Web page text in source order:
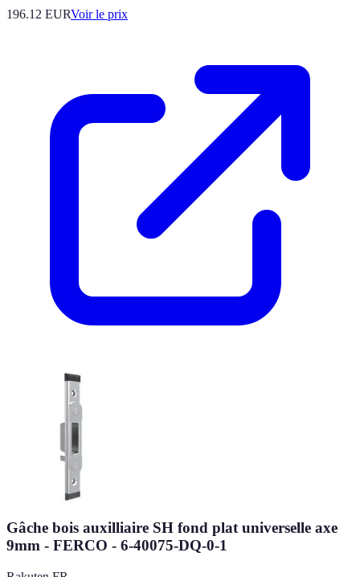
196.12 EURVoir le prix
Gâche bois auxilliaire SH fond plat universelle axe
9mm - FERCO - 6-40075-DQ-0-1